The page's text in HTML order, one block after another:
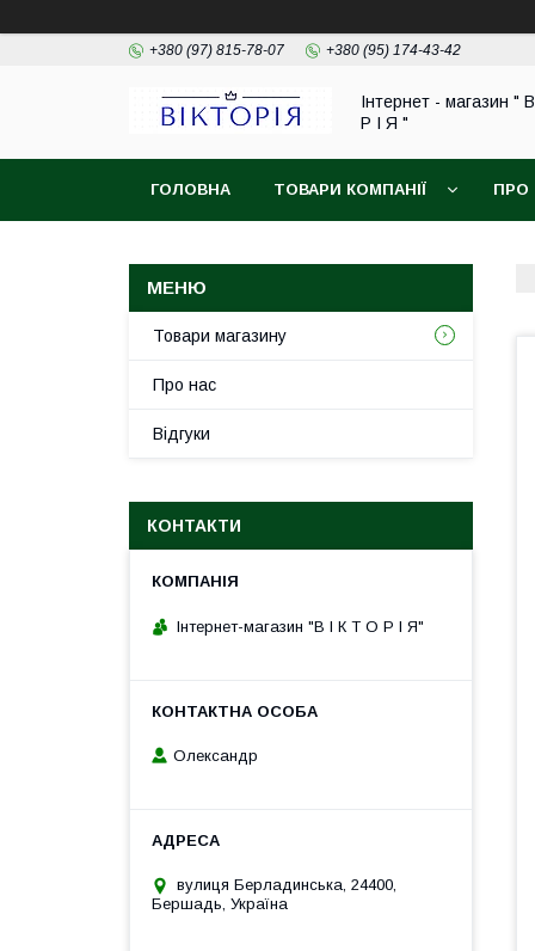
+380 (97) 815-78-07 +380 (95) 174-43-42
Інтернет - магазин "
Р І Я "
ГОЛОВНА ТОВАРИ КОМПАНІЇ ПРО
Товари магазину
Про нас
Відгуки
КОНТАКТИ
Інтернет-магазин "В І К Т О Р І Я"
Олександр
вулиця Берладинська, 24400,
Бершадь, Україна